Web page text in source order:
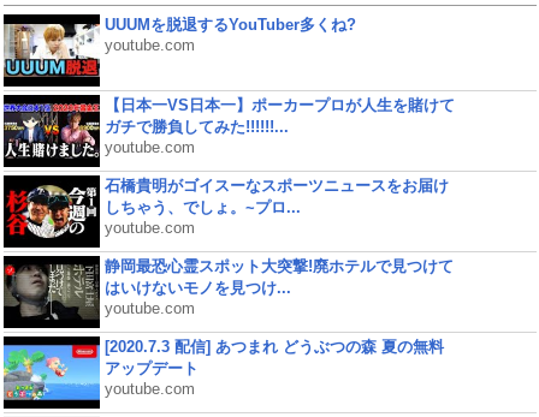
UUUMを脱退するYouTuber多くね?
youtube.com
【日本一VS日本一】ポーカープロが人生を賭けて
ガチで勝負してみた!!!!!!...
youtube.com
石橋貴明がゴイスーなスポーツニュースをお届け
しちゃう、でしょ。~プロ...
youtube.com
静岡最恐心霊スポット大突撃!廃ホテルで見つけて
はいけないモノを見つけ...
youtube.com
[2020.7.3 配信] あつまれ どうぶつの森 夏の無料
アップデート
youtube.com